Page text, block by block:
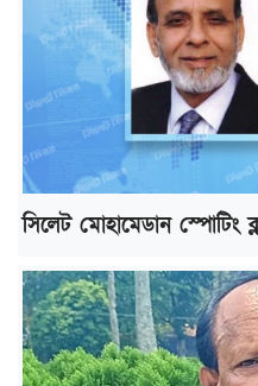
সিলেট মোহামেডান স্পোটিং